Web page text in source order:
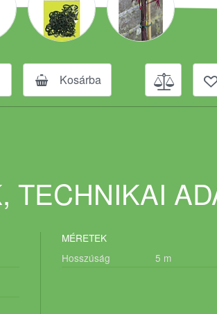
Kosárba
TECHNIKAI
MÉRETEK
Hosszúság
5 m